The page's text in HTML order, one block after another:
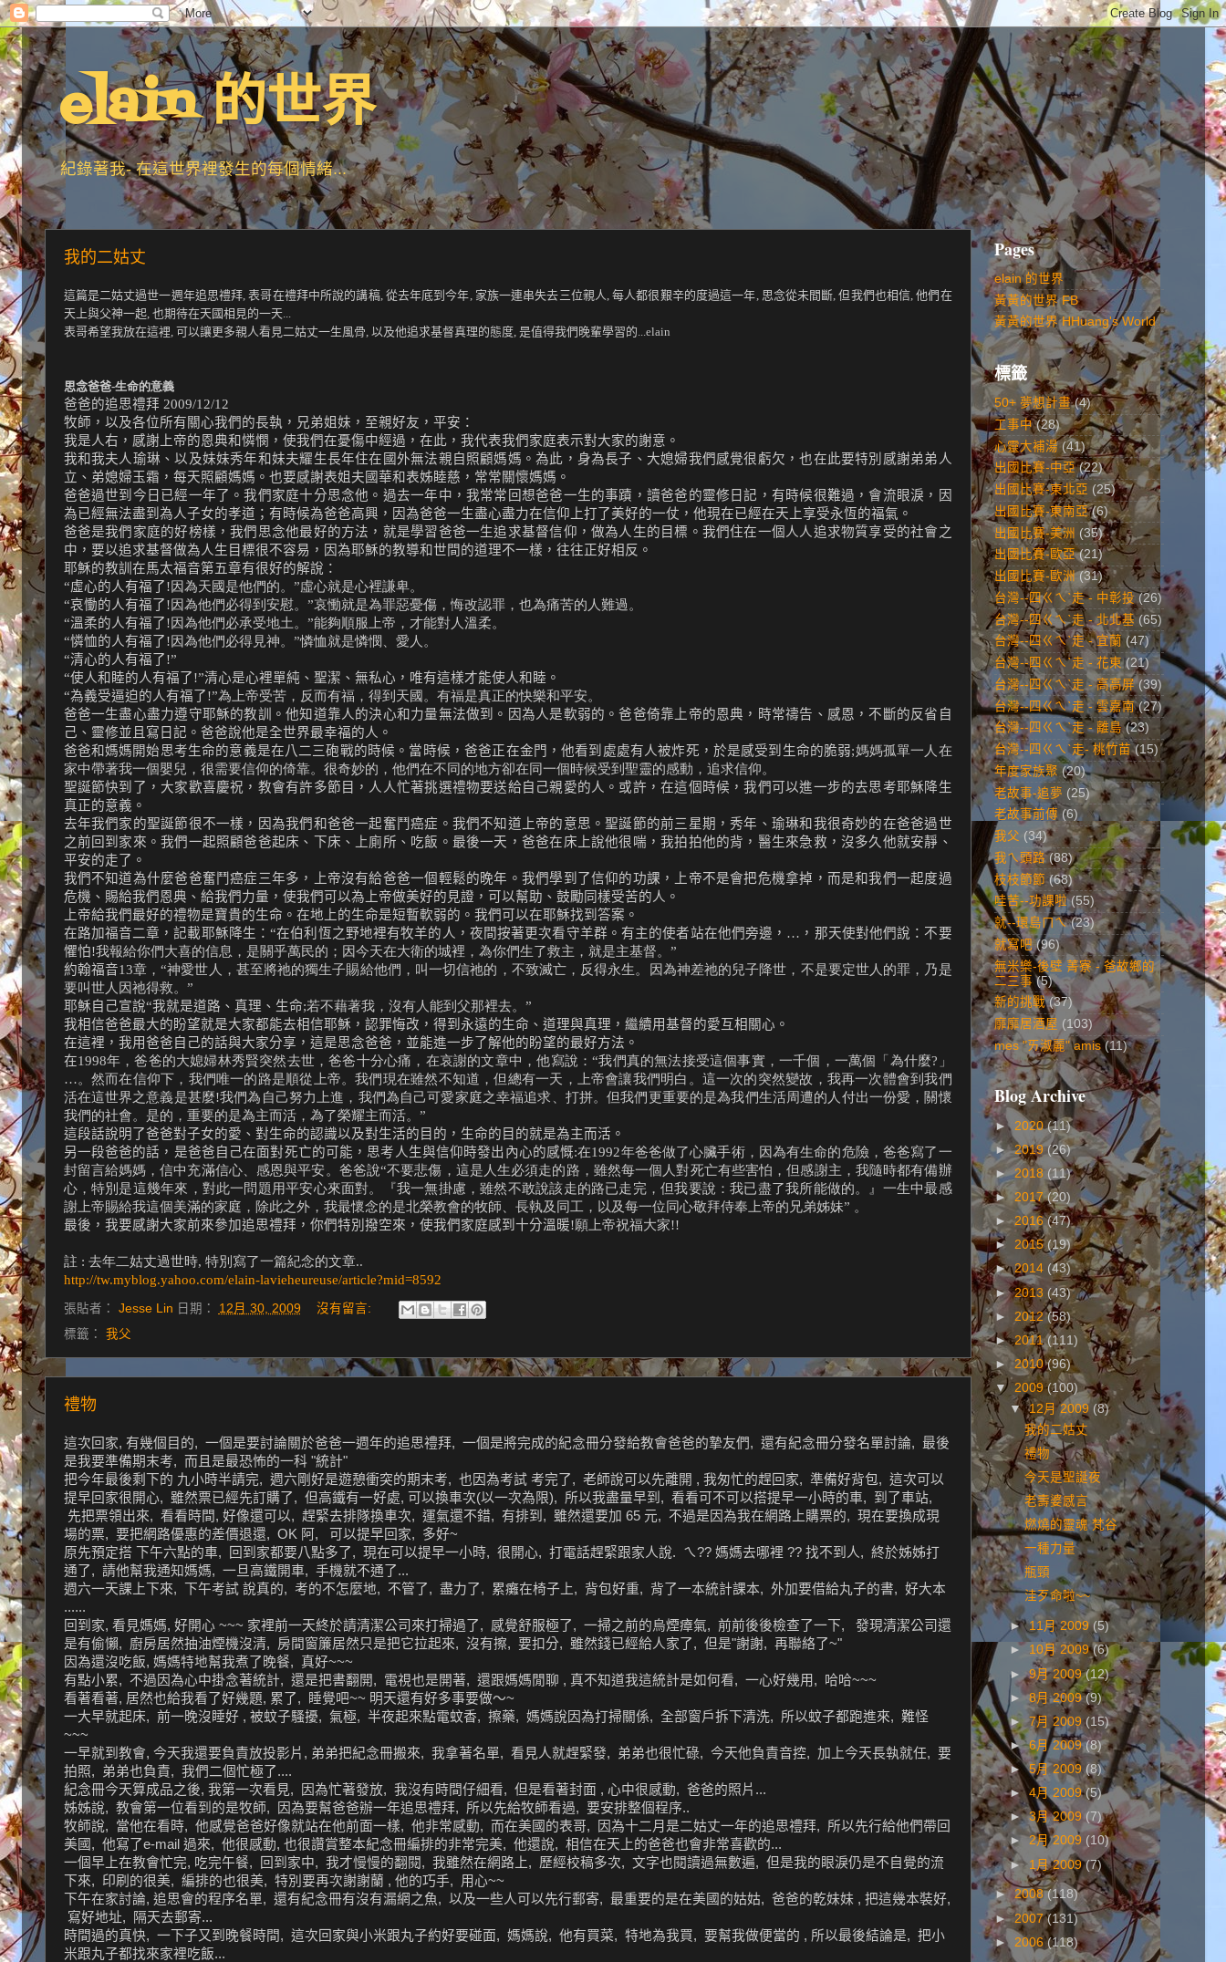
elain 的世界
紀錄著我- 在這世界裡發生的每個情緒...
我的二姑丈
這篇是二姑丈過世一週年追思禮拜, 表哥在禮拜中所說的講稿, 從去年底到今年, 家族一連串失去三位親人, 每人都很艱辛的度過這一年, 思念從未間斷, 但我們也相信, 他們在
天上與父神一起, 也期待在天國相見的一天...
表哥希望我放在這裡, 可以讓更多親人看見二姑丈一生風骨, 以及他追求基督真理的態度, 是值得我們晚輩學習的...elain
思念爸爸-生命的意義
爸爸的追思禮拜 2009/12/12
牧師，以及各位所有關心我們的長執，兄弟姐妹，至親好友，平安：
我是人右，感謝上帝的恩典和憐憫，使我們在憂傷中經過，在此，我代表我們家庭表示對大家的謝意。
我和我夫人瑜琳、以及妹妹秀年和妹夫耀生長年住在國外無法親自照顧媽媽。為此，身為長子、大媳婦我們感覺很虧欠，也在此要特別感謝弟弟人
立、弟媳婦玉霜，每天照顧媽媽。也要感謝表姐夫國華和表姊睦慈，常常關懷媽媽。
爸爸過世到今日已經一年了。我們家庭十分思念他。過去一年中，我常常回想爸爸一生的事蹟，讀爸爸的靈修日記，有時候很難過，會流眼淚，因
為已經無法盡到為人子女的孝道；有時候為爸爸高興，因為爸爸一生盡心盡力在信仰上打了美好的一仗，他現在已經在天上享受永恆的福氣。
爸爸是我們家庭的好榜樣，我們思念他最好的方法，就是學習爸爸一生追求基督信仰，做為人生的目標。我們住在一個人人追求物質享受的社會之
中，要以追求基督做為人生目標很不容易，因為耶穌的教導和世間的道理不一樣，往往正好相反。
耶穌的教訓在馬太福音第五章有很好的解說：
“虛心的人有福了!因為天國是他們的。”虛心就是心裡謙卑。
“哀慟的人有福了!因為他們必得到安慰。”哀慟就是為罪惡憂傷，悔改認罪，也為痛苦的人難過。
“溫柔的人有福了!因為他們必承受地土。”能夠順服上帝，才能對人溫柔。
“憐恤的人有福了!因為他們必得見神。”憐恤就是憐憫、愛人。
“清心的人有福了!”
“使人和睦的人有福了!”清心是心裡單純、聖潔、無私心，唯有這樣才能使人和睦。
“為義受逼迫的人有福了!”為上帝受苦，反而有福，得到天國。有福是真正的快樂和平安。
爸爸一生盡心盡力遵守耶穌的教訓。他知道靠人的決心和力量無法做到。因為人是軟弱的。爸爸倚靠上帝的恩典，時常禱告、感恩，不斷的反省自
己、靈修並且寫日記。爸爸說他是全世界最幸福的人。
爸爸和媽媽開始思考生命的意義是在八二三砲戰的時候。當時候，爸爸正在金門，他看到處處有人被炸死，於是感受到生命的脆弱;媽媽孤單一人在
家中帶著我一個嬰兒，很需要信仰的倚靠。很奇妙的，他們在不同的地方卻在同一個時候受到聖靈的感動，追求信仰。
聖誕節快到了，大家歡喜慶祝，教會有許多節目，人人忙著挑選禮物要送給自己親愛的人。或許，在這個時候，我們可以進一步的去思考耶穌降生
真正的意義。
去年我們家的聖誕節很不一樣，因為我們和爸爸一起奮鬥癌症。我們不知道上帝的意思。聖誕節的前三星期，秀年、瑜琳和我很奇妙的在爸爸過世
之前回到家來。我們一起照顧爸爸起床、下床、上廁所、吃飯。最後一天，爸爸在床上說他很喘，我拍拍他的背，醫生來急救，沒多久他就安靜、
平安的走了。
我們不知道為什麼爸爸奮鬥癌症三年多，上帝沒有給爸爸一個輕鬆的晚年。我們學到了信仰的功課，上帝不是會把危機拿掉，而是和我們一起度過
危機、賜給我們恩典、給我們力量，使我們可以為上帝做美好的見證，可以幫助、鼓勵同樣受苦的人。
上帝給我們最好的禮物是寶貴的生命。在地上的生命是短暫軟弱的。我們可以在耶穌找到答案。
在路加福音二章，記載耶穌降生：“在伯利恆之野地裡有牧羊的人，夜間按著更次看守羊群。有主的使者站在他們旁邊，…，那天使對他們說：不要
懼怕!我報給你們大喜的信息，是關乎萬民的；因今天在大衛的城裡，為你們生了救主，就是主基督。”
約翰福音13章，“神愛世人，甚至將祂的獨生子賜給他們，叫一切信祂的，不致滅亡，反得永生。因為神差祂的兒子降世，不是要定世人的罪，乃是
要叫世人因祂得救。”
耶穌自己宣說“我就是道路、真理、生命;若不藉著我，沒有人能到父那裡去。”
我相信爸爸最大的盼望就是大家都能去相信耶穌，認罪悔改，得到永遠的生命、道理與真理，繼續用基督的愛互相關心。
在這裡，我用爸爸自己的話與大家分享，這是思念爸爸，並能進一步了解他的盼望的最好方法。
在1998年，爸爸的大媳婦林秀賢突然去世，爸爸十分心痛，在哀謝的文章中，他寫說：“我們真的無法接受這個事實，一千個，一萬個「為什麼?」
…。然而在信仰下，我們唯一的路是順從上帝。我們現在雖然不知道，但總有一天，上帝會讓我們明白。這一次的突然變故，我再一次體會到我們
活在這世界之意義是甚麼!我們為自己努力上進，我們為自己可愛家庭之幸福追求、打拼。但我們更重要的是為我們生活周遭的人付出一份愛，關懷
我們的社會。是的，重要的是為主而活，為了榮耀主而活。”
這段話說明了爸爸對子女的愛、對生命的認識以及對生活的目的，生命的目的就是為主而活。
另一段爸爸的話，是爸爸自己在面對死亡的可能，思考人生與信仰時發出內心的感慨:在1992年爸爸做了心臟手術，因為有生命的危險，爸爸寫了一
封留言給媽媽，信中充滿信心、感恩與平安。爸爸說“不要悲傷，這是人生必須走的路，雖然每一個人對死亡有些害怕，但感謝主，我隨時都有備辦
心，特別是這幾年來，對此一問題用平安心來面對。『我一無掛慮，雖然不敢說該走的路已走完，但我要說：我已盡了我所能做的。』一生中最感
謝上帝賜給我這個美滿的家庭，除此之外，我最懷念的是北榮教會的牧師、長執及同工，以及每一位同心敬拜侍奉上帝的兄弟姊妹” 。
最後，我要感謝大家前來參加追思禮拜，你們特別撥空來，使我們家庭感到十分溫暖!願上帝祝福大家!!
註 : 去年二姑丈過世時, 特別寫了一篇紀念的文章..
http://tw.myblog.yahoo.com/elain-lavieheureuse/article?mid=8592
張貼者： Jesse Lin 日期： 12月 30, 2009
沒有留言:
標籤： 我父
禮物
這次回家, 有幾個目的, 一個是要討論關於爸爸一週年的追思禮拜, 一個是將完成的紀念冊分發給教會爸爸的摯友們, 還有紀念冊分發名單討論, 最後
是我要準備期末考, 而且是最恐怖的一科 "統計"
把今年最後剩下的 九小時半請完, 週六剛好是遊憩衝突的期末考, 也因為考試 考完了, 老師說可以先離開 , 我匆忙的趕回家, 準備好背包, 這次可以
提早回家很開心, 雖然票已經先訂購了, 但高鐵有一好處, 可以換車次(以一次為限), 所以我盡量早到, 看看可不可以搭提早一小時的車, 到了車站,
先把票領出來, 看看時間, 好像還可以, 趕緊去排隊換車次, 運氣還不錯, 有排到, 雖然還要加 65 元, 不過是因為我在網路上購票的, 現在要換成現
場的票, 要把網路優惠的差價退還, OK 阿, 可以提早回家, 多好~
原先預定搭 下午六點的車, 回到家都要八點多了, 現在可以提早一小時, 很開心, 打電話趕緊跟家人說. ㄟ?? 媽媽去哪裡 ?? 找不到人, 終於姊姊打
通了, 請他幫我通知媽媽, 一旦高鐵開車, 手機就不通了...
週六一天課上下來, 下午考試 說真的, 考的不怎麼地, 不管了, 盡力了, 累癱在椅子上, 背包好重, 背了一本統計課本, 外加要借給丸子的書, 好大本
......
回到家, 看見媽媽, 好開心 ~~~ 家裡前一天終於請清潔公司來打掃過了, 感覺舒服極了, 一掃之前的烏煙瘴氣, 前前後後檢查了一下, 發現清潔公司還
是有偷懶, 廚房居然抽油煙機沒清, 房間窗簾居然只是把它拉起來, 沒有擦, 要扣分, 雖然錢已經給人家了, 但是"謝謝, 再聯絡了~"
因為還沒吃飯, 媽媽特地幫我煮了晚餐, 真好~~~
有點小累, 不過因為心中掛念著統計, 還是把書翻開, 電視也是開著, 還跟媽媽閒聊 , 真不知道我這統計是如何看, 一心好幾用, 哈哈~~~
看著看著, 居然也給我看了好幾題, 累了, 睡覺吧~~ 明天還有好多事要做～~
一大早就起床, 前一晚沒睡好 , 被蚊子騷擾, 氣極, 半夜起來點電蚊香, 擦藥, 媽媽說因為打掃關係, 全部窗戶拆下清洗, 所以蚊子都跑進來, 難怪
~~~
一早就到教會, 今天我還要負責放投影片, 弟弟把紀念冊搬來, 我拿著名單, 看見人就趕緊發, 弟弟也很忙碌, 今天他負責音控, 加上今天長執就任, 要
拍照, 弟弟也負責, 我們二個忙極了....
紀念冊今天算成品之後, 我第一次看見, 因為忙著發放, 我沒有時間仔細看, 但是看著封面 , 心中很感動, 爸爸的照片...
姊姊說, 教會第一位看到的是牧師, 因為要幫爸爸辦一年追思禮拜, 所以先給牧師看過, 要安排整個程序..
牧師說, 當他在看時, 他感覺爸爸好像就站在他前面一樣, 他非常感動, 而在美國的表哥, 因為十二月是二姑丈一年的追思禮拜, 所以先行給他們帶回
美國, 他寫了e-mail 過來, 他很感動, 也很讚賞整本紀念冊編排的非常完美, 他還說, 相信在天上的爸爸也會非常喜歡的...
一個早上在教會忙完, 吃完午餐, 回到家中, 我才慢慢的翻閱, 我雖然在網路上, 歷經校稿多次, 文字也閱讀過無數遍, 但是我的眼淚仍是不自覺的流
下來, 印刷的很美, 編排的也很美, 特別要再次謝謝蘭 , 他的巧手, 用心~~
下午在家討論, 追思會的程序名單, 還有紀念冊有沒有漏網之魚, 以及一些人可以先行郵寄, 最重要的是在美國的姑姑, 爸爸的乾妹妹 , 把這幾本裝好,
寫好地址, 隔天去郵寄...
時間過的真快, 一下子又到晚餐時間, 這次回家與小米跟丸子約好要碰面, 媽媽說, 他有買菜, 特地為我買, 要幫我做便當的 , 所以最後結論是, 把小
米跟丸子都找來家裡吃飯...
Pages
elain 的世界
黃黃的世界 FB
黃黃的世界 HHuang's World
標籤
50+ 夢想計畫 (4)
工事中 (28)
心靈大補湯 (41)
出國比賽-中亞 (22)
出國比賽-東北亞 (25)
出國比賽-東南亞 (6)
出國比賽-美洲 (35)
出國比賽-歐亞 (21)
出國比賽-歐洲 (31)
台灣--四ㄍㄟˋ走 - 中彰投 (26)
台灣--四ㄍㄟˋ走 - 北北基 (65)
台灣--四ㄍㄟˋ走 - 宜蘭 (47)
台灣--四ㄍㄟˋ走 - 花東 (21)
台灣--四ㄍㄟˋ走 - 高高屏 (39)
台灣--四ㄍㄟˋ走 - 雲嘉南 (27)
台灣--四ㄍㄟˋ走 - 離島 (23)
台灣--四ㄍㄟˋ走- 桃竹苗 (15)
年度家族聚 (20)
老故事-追夢 (25)
老故事前傳 (6)
我父 (34)
我ㄟ頭路 (88)
枝枝節節 (68)
哇苦--功課啦 (55)
就--環島ㄇㄟ (23)
就寫吧 (96)
無米樂-後壁 菁寮 - 爸故鄉的
二三事 (5)
新的挑戰 (37)
靡靡居酒屋 (103)
mes "ㄞ淑麗" amis (11)
Blog Archive
► 2020(11)
►2019(26)
►2018 (11)
►2017(20)
►2016(47)
► 2015(19)
►2014 (43)
►2013 (43)
► 2012(58)
►2011(111)
► 2010(96)
▼ 2009(100)
▼12月 2009 (8)
我的二姑丈
禮物
今天是聖誕夜
老壽婆感言
燃燒的靈魂 梵谷
一種力量
瓶頸
洼歹命啦~~
►11月 2009 (5)
► 10月 2009(6)
►9月 2009(12)
►8月 2009(9)
►7月 2009 (15)
►6月 2009(8)
►5月 2009(8)
►4月 2009(5)
►3月 2009(7)
►2月 2009 (10)
► 1月 2009(7)
► 2008(118)
►2007(131)
► 2006(118)